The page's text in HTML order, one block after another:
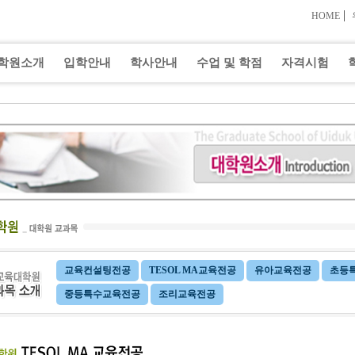
HOME |
원소개 입학안내 학사안내 수업 및 학점 자격시험
교육컨설팅전공 TESOL MA교육전공 유아교육전공 초등
중등특수교육전공 조리교육전공